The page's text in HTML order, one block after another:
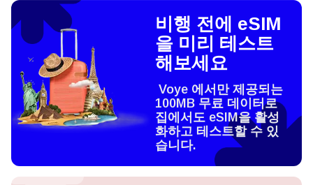
비행 전에 eSIM
을 미리 테스트
해보세요
Voye 에서만 제공되는
100MB 무료 데이터로
집에서도 eSIM을 활성
화하고 테스트할 수 있
습니다.